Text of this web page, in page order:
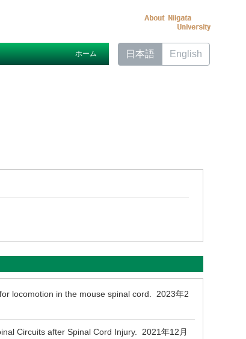
ホーム 日本語 English
locomotion in the mouse spinal cord. 2023年2
Circuits after Spinal Cord Injury. 2021年12月